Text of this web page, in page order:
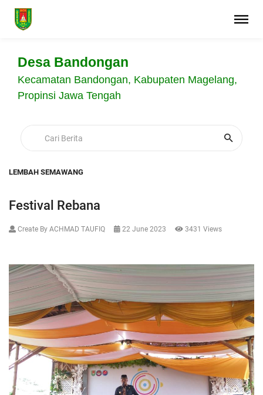
Desa Bandongan
Kecamatan Bandongan, Kabupaten Magelang,
Propinsi Jawa Tengah
LEMBAH SEMAWANG
Festival Rebana
Create By ACHMAD TAUFIQ 22 June 2023 3431 Views